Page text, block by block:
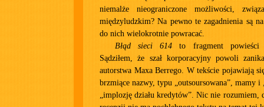
niemalże nieograniczone możliwości,
międzyludzkim? Na pewno te zagadnienia są
do nich wielokrotnie powracać.
Błąd sieci 614 to fragment
Sądziłem, że szał korporacyjny powoli
autorstwa Maxa Berrego. W tekście pojawiają
brzmiące nazwy, typu „outsoursowana”, mamy i
„implozję działu kredytów”. Nic nie rozumiem,